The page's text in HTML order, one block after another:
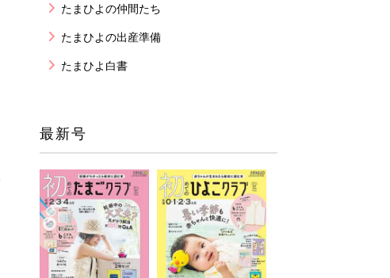
たまひよの仲間たち
たまひよの出産準備
たまひよ白書
最新号